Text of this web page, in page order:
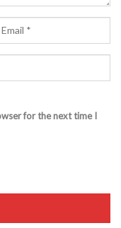
for the next time I